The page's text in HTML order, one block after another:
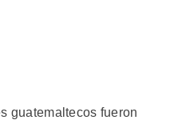
guatemaltecos fueron